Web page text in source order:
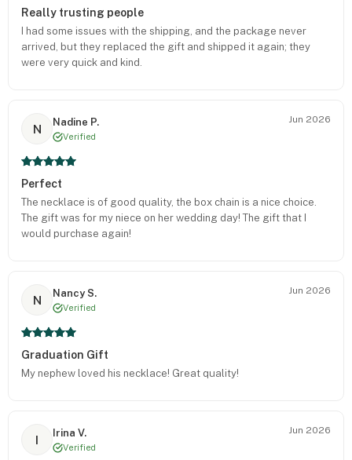
Really trusting people
I had some issues with the shipping, and the package never
arrived, but they replaced the gift and shipped it again; they
were very quick and kind.
N
Nadine P.
Verified
Jun 2026
Perfect
The necklace is of good quality, the box chain is a nice choice.
The gift was for my niece on her wedding day! The gift that I
would purchase again!
N
Nancy S.
Verified
Jun 2026
Graduation Gift
My nephew loved his necklace! Great quality!
I
Irina V.
Verified
Jun 2026